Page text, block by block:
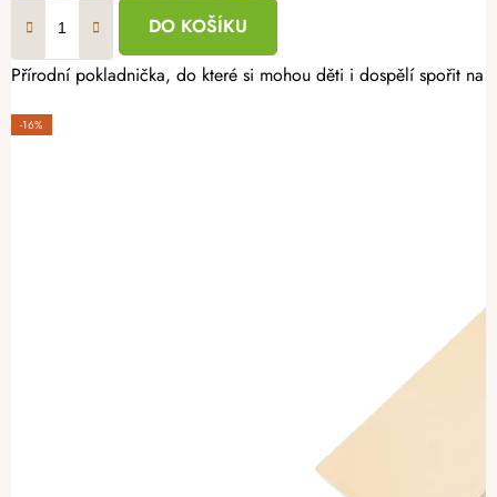
DO KOŠÍKU
Přírodní pokladnička, do které si mohou děti i dospělí spořit na
-16%